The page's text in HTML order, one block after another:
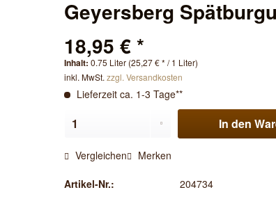
Geyersberg
18,95 € *
Inhalt: 0.75 Liter (25,27 € * / 1 Liter)
inkl. MwSt. zzgl. Versandkosten
Lieferzeit ca. 1-3 Tage**
In den
Vergleichen Merken
Artikel-Nr.: 204734